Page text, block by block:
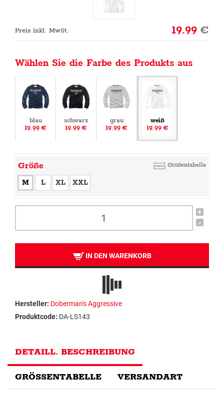
Preis inkl. MwSt. 19.99€
Wählen Sie die Farbe des Produkts aus
blau
19.99 €
schwarz
19.99 €
grau
19.99 €
weiß
19.99 €
Größe Größentabelle
M L XL XXL
+
-
IN DEN WARENKORB
Hersteller: Doberman's Aggressive
Produktcode: DA-LS143
DETAILL. BESCHREIBUNG
GRÖSSENTABELLE VERSANDART